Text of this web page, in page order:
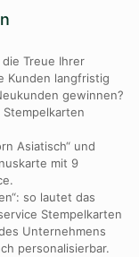
Treue Ihrer
Kunden langfristig
gewinnen?
Asiatisch“ und
mit 9
so lautet das
Stempelkarten
Unternehmens
personalisierbar.